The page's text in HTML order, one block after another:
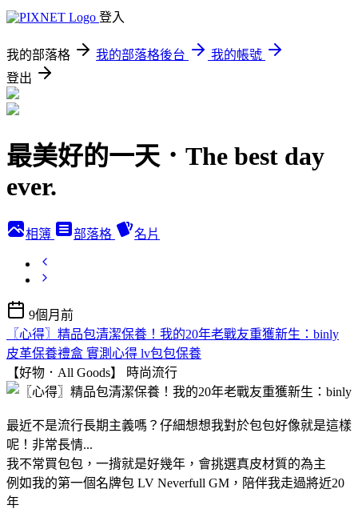
登入
我的部落格 我的部落格後台
我的帳號
登出
最美好的一天．The best day
ever.
相簿 部落格 名片
9個月前
〖心得〗精品包清潔保養！我的20年老戰友重獲新生：binly
皮革保養禮盒 實測心得 lv包包保養
【好物．All Goods】
時尚流行
最近不是流行長期主義嗎？仔細想想我對於包包好像就是這樣
呢！非常長情...
我不常買包包，一揹就是好幾年，會挑選真皮材質的為主
例如我的第一個名牌包 LV Neverfull GM，陪伴我走過將近20
年